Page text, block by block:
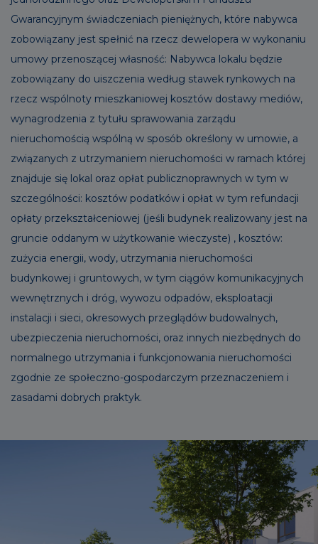
Gwarancyjnym świadczeniach pieniężnych, które nabywca
zobowiązany jest spełnić na rzecz dewelopera w wykonaniu
umowy przenoszącej własność: Nabywca lokalu będzie
zobowiązany do uiszczenia według stawek rynkowych na
rzecz wspólnoty mieszkaniowej kosztów dostawy mediów,
wynagrodzenia z tytułu sprawowania zarządu
nieruchomością wspólną w sposób określony w umowie, a
związanych z utrzymaniem nieruchomości w ramach której
znajduje się lokal oraz opłat publicznoprawnych w tym w
szczególności: kosztów podatków i opłat w tym refundacji
opłaty przekształceniowej (jeśli budynek realizowany jest na
gruncie oddanym w użytkowanie wieczyste) , kosztów:
zużycia energii, wody, utrzymania nieruchomości
budynkowej i gruntowych, w tym ciągów komunikacyjnych
wewnętrznych i dróg, wywozu odpadów, eksploatacji
instalacji i sieci, okresowych przeglądów budowalnych,
ubezpieczenia nieruchomości, oraz innych niezbędnych do
normalnego utrzymania i funkcjonowania nieruchomości
zgodnie ze społeczno-gospodarczym przeznaczeniem i
zasadami dobrych praktyk.